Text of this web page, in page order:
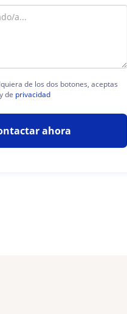
de los dos botones, aceptas
y de privacidad
ahora